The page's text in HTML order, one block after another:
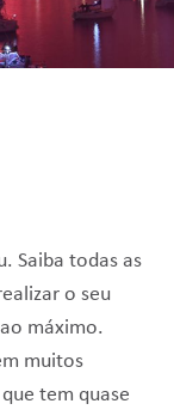
Saiba todas as
o seu
máximo.
muitos
tem quase